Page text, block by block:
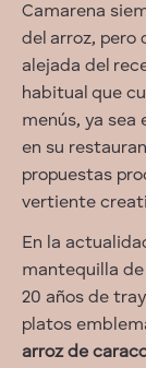
Camarena
del arroz, pero
alejada del
habitual que
menús, ya sea
en su
propuestas
vertiente
En la
mantequilla de
20 años de
platos
arroz de